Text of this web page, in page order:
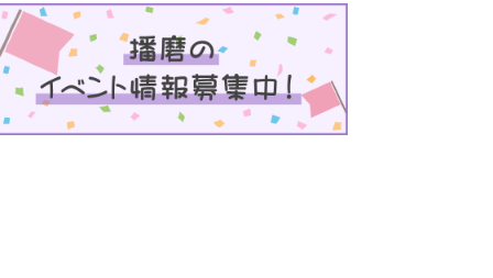
はり 雑誌・デジタルブック
books